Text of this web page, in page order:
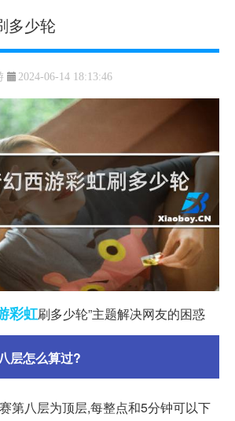
多少轮
2024-06-14 18:13:46
彩虹刷多少轮”主题解决网友的困惑
层怎么算过?
第八层为顶层,每整点和5分钟可以下